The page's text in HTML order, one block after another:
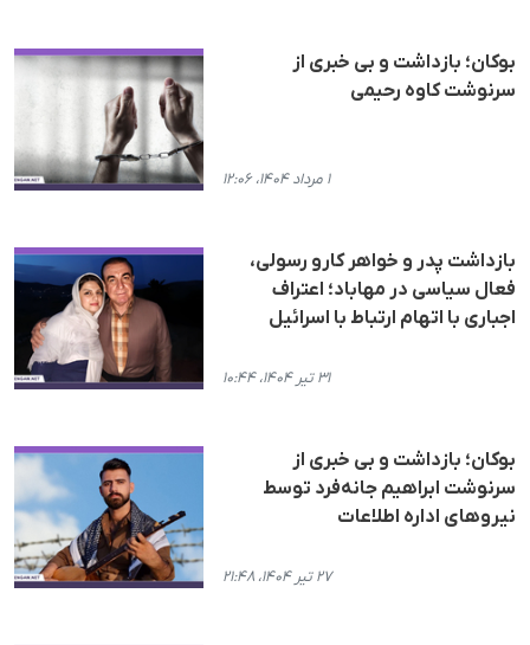
بوکان؛ بازداشت و بی خبری از
سرنوشت کاوە رحیمی
۱ مرداد ۱۴۰۴، ۱۲:۰۶
بازداشت پدر و خواهر کارو رسولی،
فعال سیاسی در مهاباد؛ اعتراف
اجباری با اتهام ارتباط با اسرائیل
۳۱ تیر ۱۴۰۴، ۱۰:۴۴
بوکان؛ بازداشت و بی خبری از
سرنوشت ابراهیم جانه‌فرد توسط
نیروهای ادارە اطلاعات
۲۷ تیر ۱۴۰۴، ۲۱:۴۸